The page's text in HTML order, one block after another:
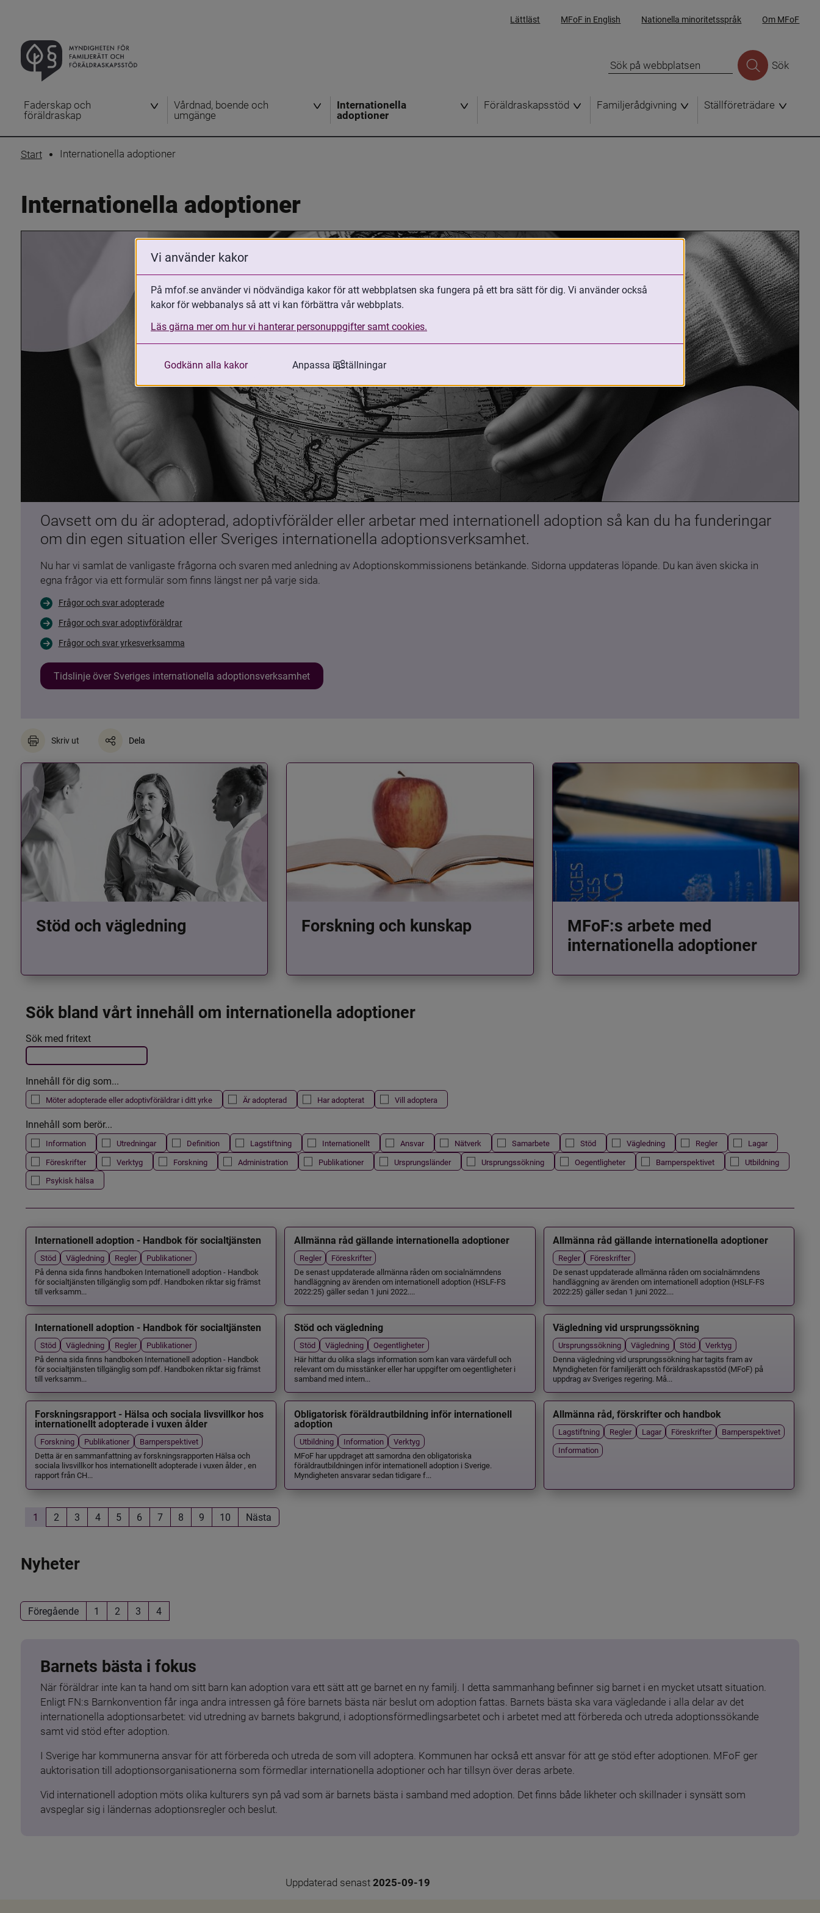
Lättläst MFoF in English Nationella minoritetsspråk Om MFoF
Sök
Faderskap och
föräldraskap
Vårdnad, boende och
umgänge
Internationella
adoptioner
Föräldraskapsstöd Familjerådgivning Ställföreträdare
Start Internationella adoptioner
Internationella adoptioner
Oavsett om du är adopterad, adoptivförälder eller arbetar med internationell adoption så kan du ha funderingar
om din egen situation eller Sveriges internationella adoptionsverksamhet.
Nu har vi samlat de vanligaste frågorna och svaren med anledning av Adoptionskommissionens betänkande. Sidorna uppdateras löpande. Du kan även skicka in
egna frågor via ett formulär som finns längst ner på varje sida.
Frågor och svar adopterade
Frågor och svar adoptivföräldrar
Frågor och svar yrkesverksamma
Tidslinje över Sveriges internationella adoptionsverksamhet
Skriv ut Dela
Stöd och vägledning Forskning och kunskap
MFoF:s arbete med
internationella adoptioner
Sök bland vårt innehåll om internationella adoptioner
Filtrera resultatet
Det här formuläret postas automatiskt
Sök med fritext
Innehåll för dig som...
Möter adopterade eller adoptivföräldrar i ditt yrke Är adopterad Har adopterat Vill adoptera
Innehåll som berör...
Information Utredningar Definition Lagstiftning Internationellt Ansvar Nätverk Samarbete Stöd Vägledning Regler
Lagar
Föreskrifter
Verktyg Forskning Administration Publikationer Ursprungsländer Ursprungssökning Oegentligheter Barnperspektivet
Utbildning
Psykisk hälsa
Internationell adoption - Handbok för socialtjänsten
Stöd Vägledning Regler
Publikationer
På denna sida finns handboken Internationell adoption - Handbok
för socialtjänsten tillgänglig som pdf. Handboken riktar sig främst
till verksamm...
Allmänna råd gällande internationella adoptioner
Regler
Föreskrifter
De senast uppdaterade allmänna råden om socialnämndens
handläggning av ärenden om internationell adoption (HSLF-FS
2022:25) gäller sedan 1 juni 2022....
Allmänna råd gällande internationella adoptioner
Regler
Föreskrifter
De senast uppdaterade allmänna råden om socialnämndens
handläggning av ärenden om internationell adoption (HSLF-FS
2022:25) gäller sedan 1 juni 2022....
Internationell adoption - Handbok för socialtjänsten
Stöd Vägledning Regler
Publikationer
På denna sida finns handboken Internationell adoption - Handbok
för socialtjänsten tillgänglig som pdf. Handboken riktar sig främst
till verksamm...
Stöd och vägledning
Stöd Vägledning
Oegentligheter
Här hittar du olika slags information som kan vara värdefull och
relevant om du misstänker eller har uppgifter om oegentligheter i
samband med intern...
Vägledning vid ursprungssökning
Ursprungssökning Vägledning Stöd
Verktyg
Denna vägledning vid ursprungssökning har tagits fram av
Myndigheten för familjerätt och föräldraskapsstöd (MFoF) på
uppdrag av Sveriges regering. Må...
Forskningsrapport - Hälsa och sociala livsvillkor hos
internationellt adopterade i vuxen ålder
Forskning Publikationer
Barnperspektivet
Detta är en sammanfattning av forskningsrapporten Hälsa och
sociala livsvillkor hos internationellt adopterade i vuxen ålder , en
rapport från CH...
Obligatorisk föräldrautbildning inför internationell
adoption
Utbildning Information
Verktyg
MFoF har uppdraget att samordna den obligatoriska
föräldrautbildningen inför internationell adoption i Sverige.
Myndigheten ansvarar sedan tidigare f...
Allmänna råd, förskrifter och handbok
Lagstiftning Regler Lagar Föreskrifter
Barnperspektivet
Information
1 2 3 4 5 6 7 8 9 10 Nästa
Nyheter
Föregående 1 2 3 4
Barnets bästa i fokus
När föräldrar inte kan ta hand om sitt barn kan adoption vara ett sätt att ge barnet en ny familj. I detta sammanhang befinner sig barnet i en mycket utsatt situation.
Enligt FN:s Barnkonvention får inga andra intressen gå före barnets bästa när beslut om adoption fattas. Barnets bästa ska vara vägledande i alla delar av det
internationella adoptionsarbetet: vid utredning av barnets bakgrund, i adoptionsförmedlingsarbetet och i arbetet med att förbereda och utreda adoptionssökande
samt vid stöd efter adoption.
I Sverige har kommunerna ansvar för att förbereda och utreda de som vill adoptera. Kommunen har också ett ansvar för att ge stöd efter adoptionen. MFoF ger
auktorisation till adoptionsorganisationerna som förmedlar internationella adoptioner och har tillsyn över deras arbete.
Vid internationell adoption möts olika kulturers syn på vad som är barnets bästa i samband med adoption. Det finns både likheter och skillnader i synsätt som
avspeglar sig i ländernas adoptionsregler och beslut.
Uppdaterad senast 2025-09-19
Vi använder kakor
På mfof.se använder vi nödvändiga kakor för att webbplatsen ska fungera på ett bra sätt för dig. Vi använder också
kakor för webbanalys så att vi kan förbättra vår webbplats.
Läs gärna mer om hur vi hanterar personuppgifter samt cookies.
Godkänn alla kakor Anpassa inställningar